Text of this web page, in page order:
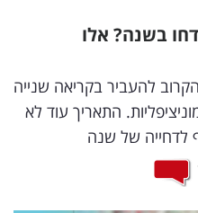
בשנה? אלו
להעביר בקריאה שנייה
התאריך עוד לא
לדחייה של שנה